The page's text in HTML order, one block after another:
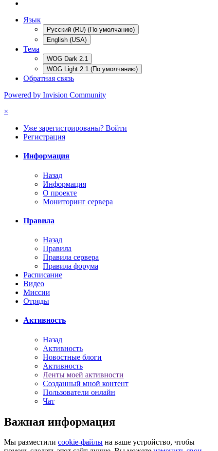
Язык
Русский (RU) (По умолчанию)
English (USA)
Тема
WOG Dark 2.1
WOG Light 2.1 (По умолчанию)
Обратная связь
Powered by Invision Community
×
Уже зарегистрированы? Войти
Регистрация
Информация
Назад
Информация
О проекте
Мониторинг сервера
Правила
Назад
Правила
Правила сервера
Правила форума
Расписание
Видео
Миссии
Отряды
Активность
Назад
Активность
Новостные блоги
Активность
Ленты моей активности
Созданный мной контент
Пользователи онлайн
Чат
Важная информация
Мы разместили cookie-файлы на ваше устройство, чтобы